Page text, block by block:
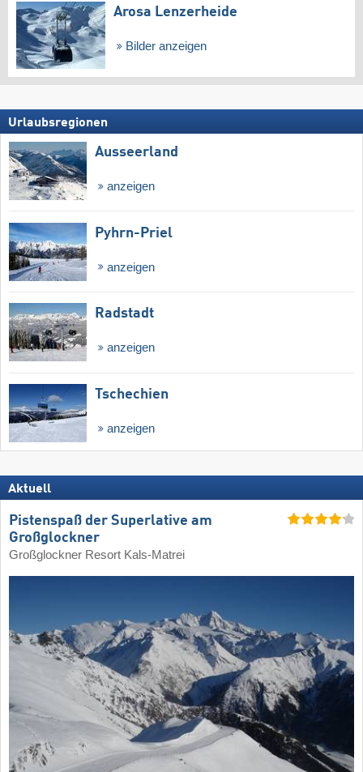
Arosa Lenzerheide
Bilder anzeigen
Urlaubsregionen
Ausseerland
anzeigen
Pyhrn-Priel
anzeigen
Radstadt
anzeigen
Tschechien
anzeigen
Aktuell
Pistenspaß der Superlative am
Großglockner
Großglockner Resort Kals-Matrei